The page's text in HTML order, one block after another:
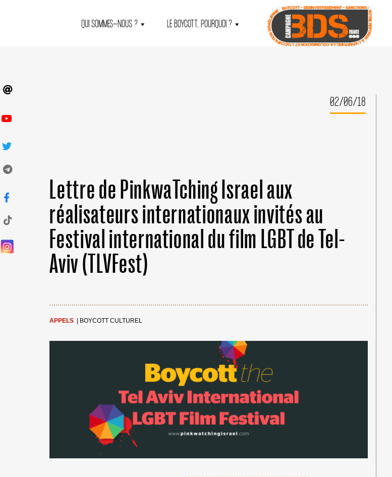
QUI SOMMES-NOUS ? LE BOYCOTT, POURQUOI ?
02/06/18
Lettre de PinkwaTching Israel aux
réalisateurs internationaux invités au
Festival international du film LGBT de Tel-
Aviv (TLVFest)
APPELS BOYCOTT CULTUREL
← Merci ! →